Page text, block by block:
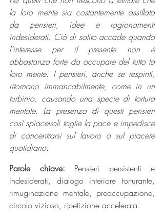
la loro mente sia costantemente assillata
da pensieri, idee e ragionamenti
indesiderati. Ciò di solito accade quando
l’interesse per il presente non è
abbastanza forte da occupare del tutto la
loro mente. I pensieri, anche se respinti,
ritornano immancabilmente, come in un
turbinio, causando una specie di tortura
mentale. La presenza di questi pensieri
così spiacevoli toglie la pace e impedisce
di concentrarsi sul lavoro o sul piacere
quotidiano.
Parole chiave: Pensieri persistenti e
indesiderati, dialogo interiore torturante,
rimuginazione mentale, preoccupazione,
circolo vizioso, ripetizione accelerata.